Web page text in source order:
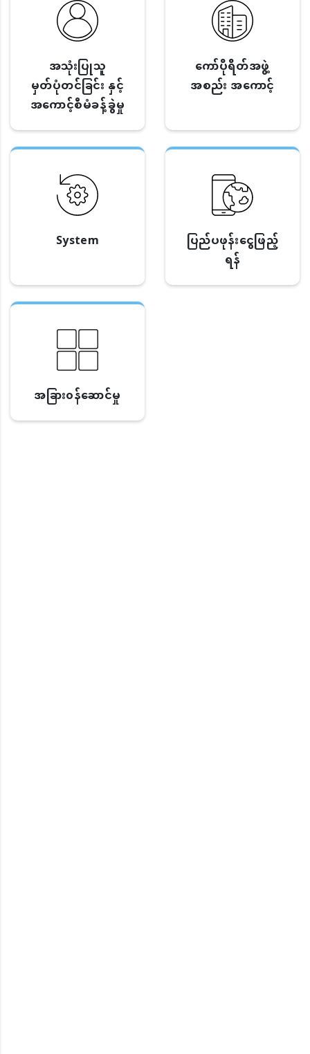
အသုံးပြုသူ
မှတ်ပုံတင်ခြင်း နှင့်
အကောင့်စီမံခန့်ခွဲမှု
ကော်ပိုရိတ်အဖွဲ့
အစည်း အကောင့်
System
ပြည်ပဖုန်းငွေဖြည့်
ရန်
အခြား၀န်ဆောင်မှု